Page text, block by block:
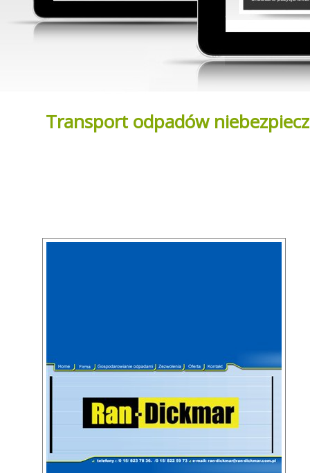
Transport odpadów